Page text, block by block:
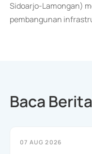
Sidoarjo-Lamongan)
pembangunan
Baca
07 AUG 2026